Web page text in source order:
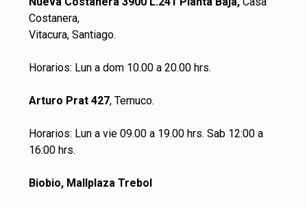
Costanera,
Vitacura, Santiago.
Horarios: Lun a dom 10.00 a 20.00 hrs.
Arturo Prat 427, Temuco.
Horarios: Lun a vie 09.00 a 19.00 hrs. Sab 12:00 a
16:00 hrs.
Biobio, Mallplaza Trebol